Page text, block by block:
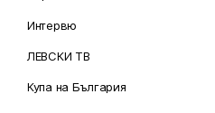
Интервю
ЛЕВСКИ ТВ
Купа на България